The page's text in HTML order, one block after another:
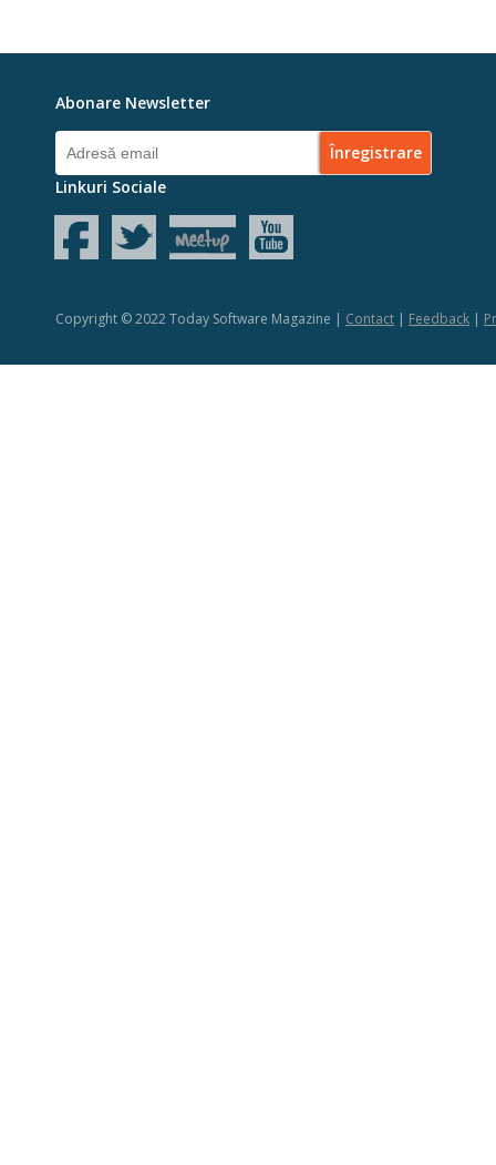
Abonare Newsletter
Linkuri Sociale
Copyright © 2022 Today Software Magazine | Contact | Feedback |